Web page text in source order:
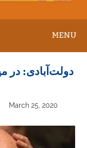
MENU
دولت‌آبادی: در
March 25, 2020